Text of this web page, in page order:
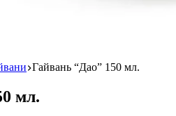
Гайвань “Дао” 150 мл.
мл.